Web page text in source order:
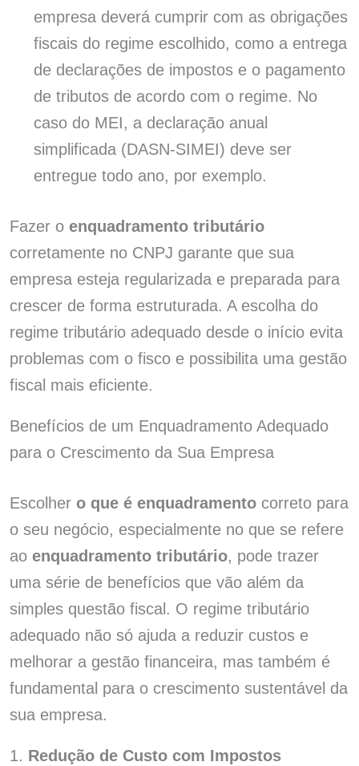
empresa deverá cumprir com as obrigações
fiscais do regime escolhido, como a entrega
de declarações de impostos e o pagamento
de tributos de acordo com o regime. No
caso do MEI, a declaração anual
simplificada (DASN-SIMEI) deve ser
entregue todo ano, por exemplo.
Fazer o enquadramento tributário
corretamente no CNPJ garante que sua
empresa esteja regularizada e preparada para
crescer de forma estruturada. A escolha do
regime tributário adequado desde o início evita
problemas com o fisco e possibilita uma gestão
fiscal mais eficiente.
Benefícios de um Enquadramento Adequado
para o Crescimento da Sua Empresa
Escolher o que é enquadramentocorreto para
o seu negócio, especialmente no que se refere
ao enquadramento tributário, pode trazer
uma série de benefícios que vão além da
simples questão fiscal. O regime tributário
adequado não só ajuda a reduzir custos e
melhorar a gestão financeira, mas também é
fundamental para o crescimento sustentável da
sua empresa.
1. Redução de Custo com Impostos